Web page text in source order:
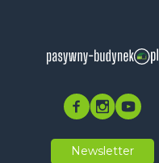
Newsletter